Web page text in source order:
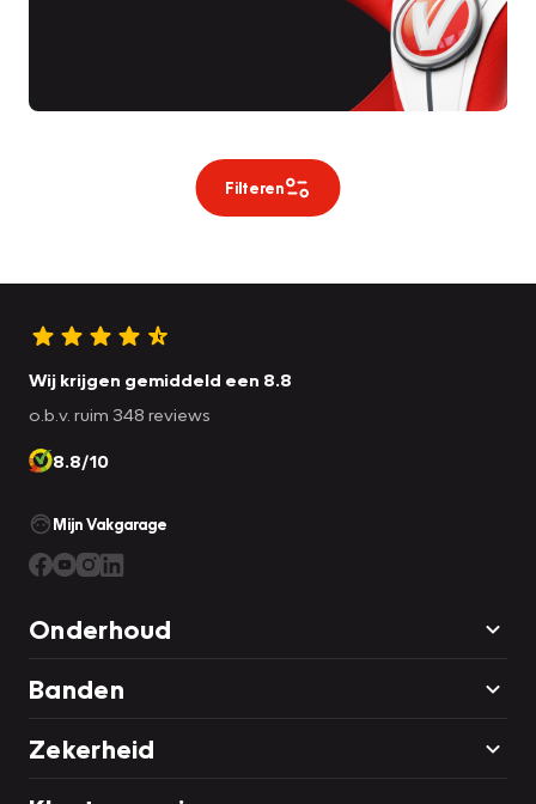
Filteren
Wij krijgen gemiddeld een 8.8
o.b.v. ruim 348 reviews
8.8/10
Mijn Vakgarage
Onderhoud
Banden
Zekerheid